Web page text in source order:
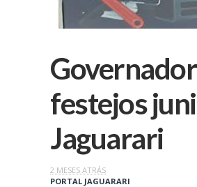
festejos
Jaguarari
2 MESES ATRÁS
PORTAL JAGUARARI